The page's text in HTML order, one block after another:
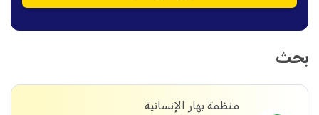
بحث
منظمة بهار الإنسانية